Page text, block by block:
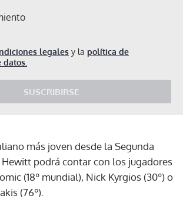
legales y la política de
SUSCRIBIRSE
más joven desde la Segunda
podrá contar con los jugadores
(18º mundial), Nick Kyrgios (30º) o
(76º).